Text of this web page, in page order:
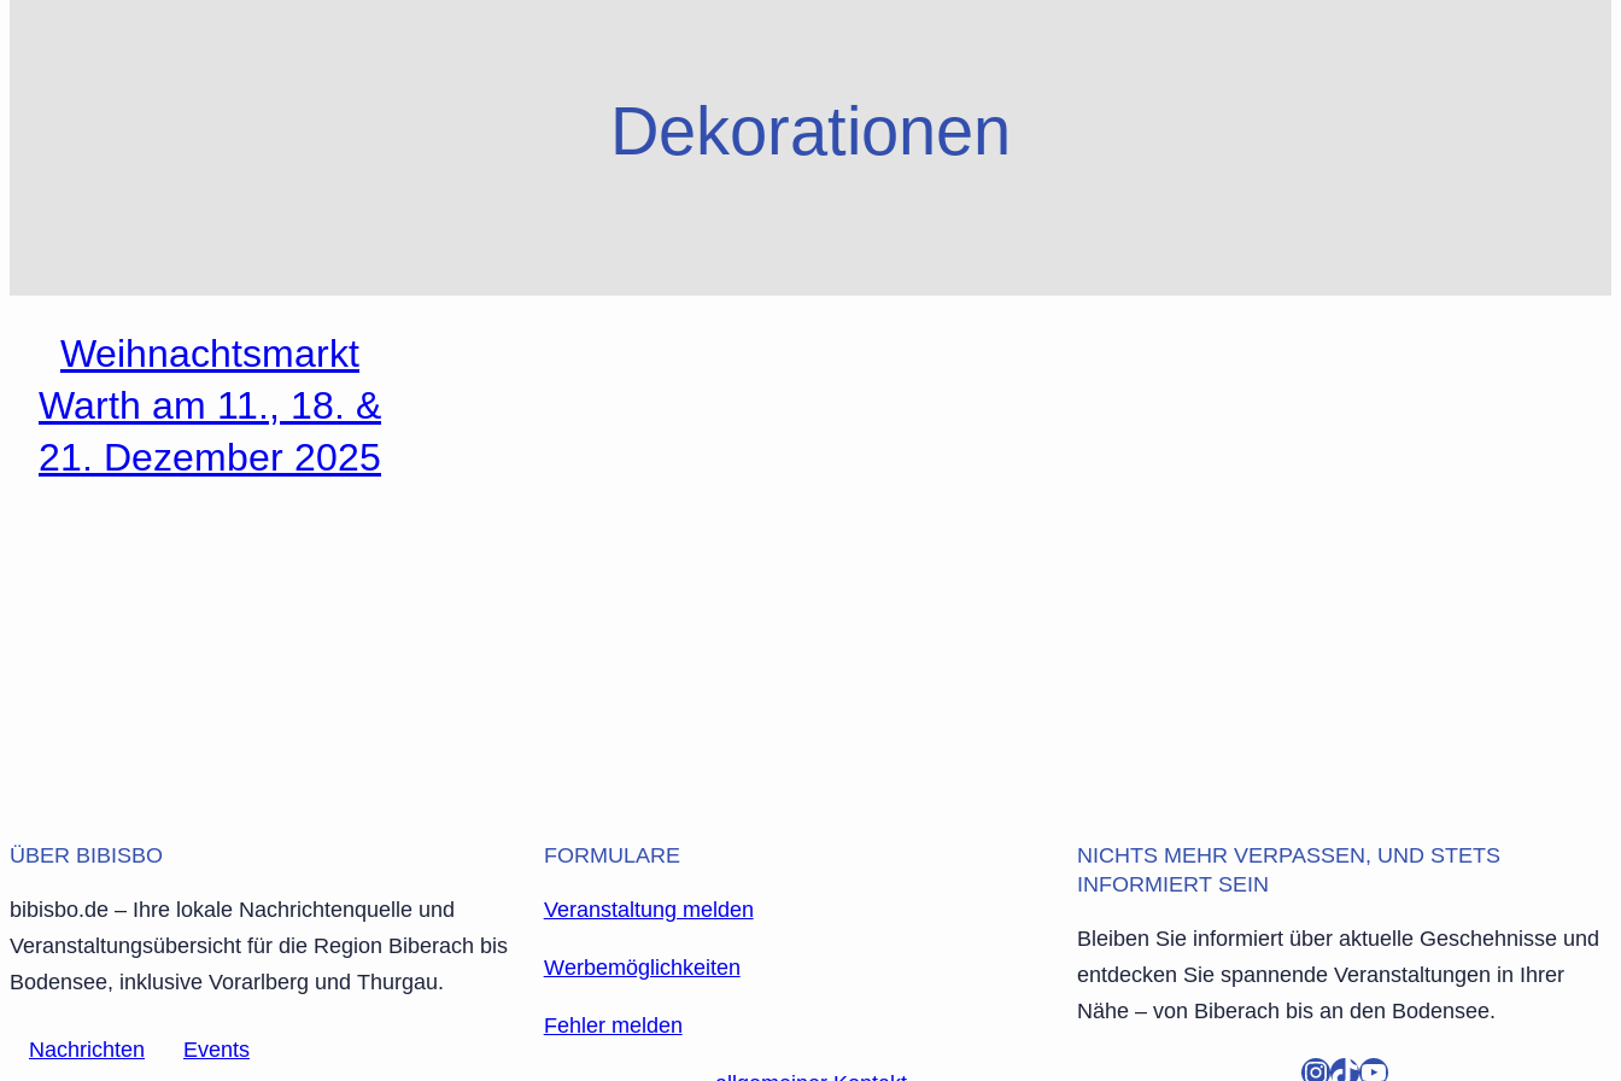
Dekorationen
Weihnachtsmarkt
Warth am 11., 18. &
21. Dezember 2025
ÜBER BIBISBO
bibisbo.de – Ihre lokale Nachrichtenquelle und
Veranstaltungsübersicht für die Region Biberach bis
Bodensee, inklusive Vorarlberg und Thurgau.
Nachrichten Events
FORMULARE
Veranstaltung melden
Werbemöglichkeiten
Fehler melden
NICHTS MEHR VERPASSEN, UND STETS
INFORMIERT SEIN
Bleiben Sie informiert über aktuelle Geschehnisse und
entdecken Sie spannende Veranstaltungen in Ihrer
Nähe – von Biberach bis an den Bodensee.
InstagramTikTok YouTube